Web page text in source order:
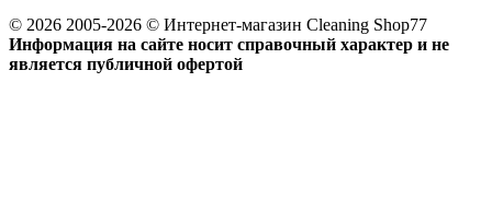
© 2026 2005-2026 © Интернет-магазин Cleaning Shop77
Информация на сайте носит справочный характер и не
является публичной офертой